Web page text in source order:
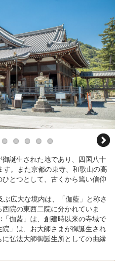
誕生された地であり、四国八十
。また京都の東寺、和歌山の高
とつとして、古くから篤い信仰
広大な境内は、「伽藍」と称さ
院の東西二院に分かれていま
伽藍」は、創建時以来の寺域で
」は、お大師さまが御誕生され
弘法大師御誕生所としての由縁